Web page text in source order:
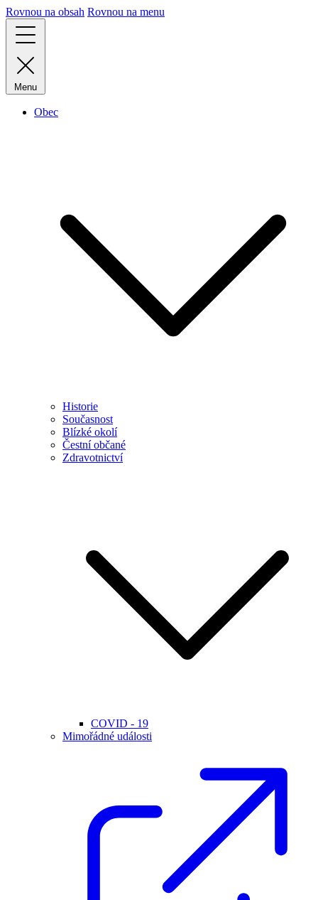
Rovnou na obsah Rovnou na menu
Menu
Obec
Historie
Současnost
Blízké okolí
Čestní občané
Zdravotnictví
COVID - 19
Mimořádné události